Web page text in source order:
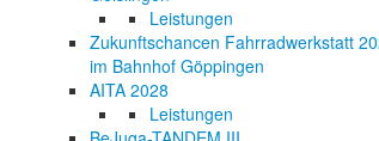
Leistungen
Zukunftschancen Fahrradwerkstatt
im Bahnhof Göppingen
AITA 2028
Leistungen